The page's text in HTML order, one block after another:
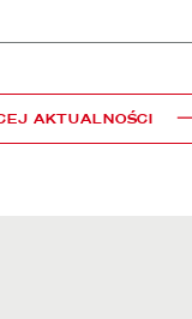
AKTUALNOŚCI